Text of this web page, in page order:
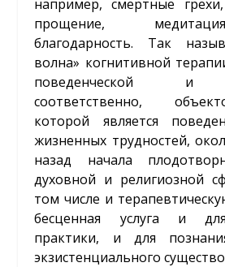
например, смертные
прощение,
благодарность. Так
волна» когнитивной
поведенческой и
соответственно,
которой является
жизненных трудностей,
назад начала
духовной и религиозной
том числе и
бесценная услуга и
практики, и для
экзистенциального